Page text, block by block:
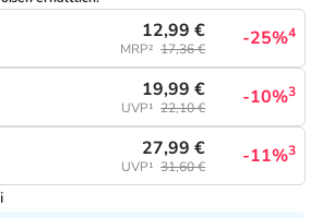
12,99 €
MRP² 17,36 € -25%4
19,99 €
UVP¹ 22,10 € -10%3
27,99 €
UVP¹ 31,60 € -11%3